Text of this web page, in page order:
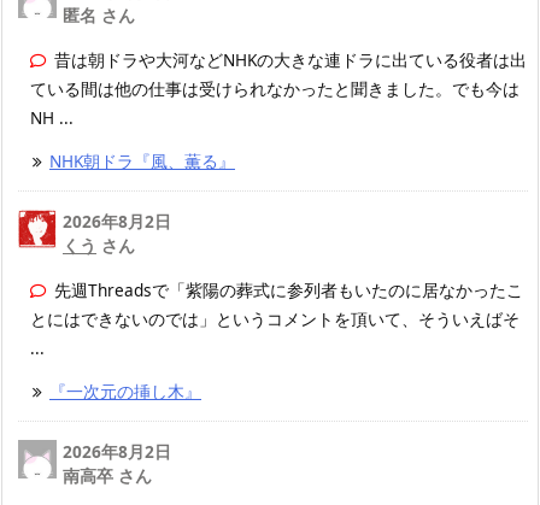
匿名 さん
昔は朝ドラや大河などNHKの大きな連ドラに出ている役者は出
ている間は他の仕事は受けられなかったと聞きました。でも今は
NH ...
NHK朝ドラ『風、薫る』
2026年8月2日
くう さん
先週Threadsで「紫陽の葬式に参列者もいたのに居なかったこ
とにはできないのでは」というコメントを頂いて、そういえばそ
...
『一次元の挿し木』
2026年8月2日
南高卒 さん